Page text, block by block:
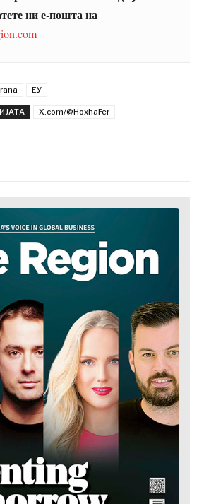
ни е-пошта на
ЕУ
X.com/@HoxhaFer